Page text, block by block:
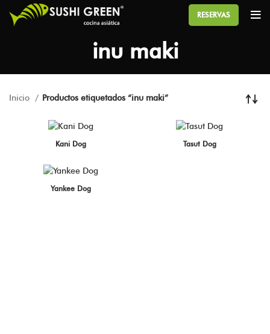
RESERVAS
inu maki
Inicio Productos etiquetados “inu maki”
Kani Dog Tasut Dog
Yankee Dog